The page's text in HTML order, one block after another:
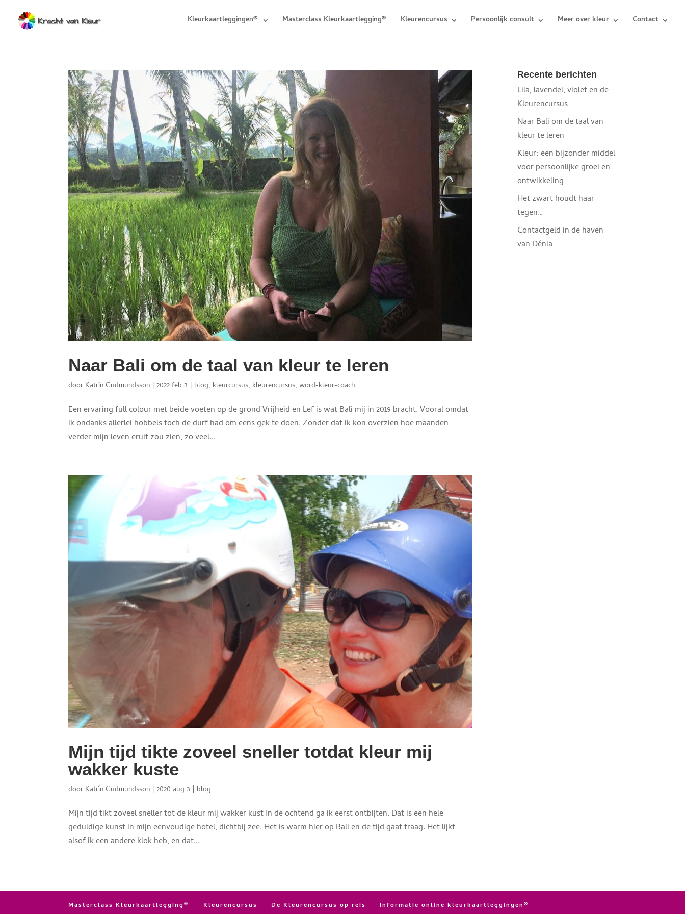
Kleurkaartleggingen® Masterclass Kleurkaartlegging® Kleurencursus Persoonlijk consult Meer over kleur Contact
Naar Bali om de taal van kleur te leren
door Katrín Gudmundsson |2022 feb 3 | blog, kleurcursus, kleurencursus,word-kleur-coach
Een ervaring full colour met beide voeten op de grond Vrijheid en Lef is wat Bali mij in 2019 bracht. Vooral omdat
ik ondanks allerlei hobbels toch de durf had om eens gek te doen. Zonder dat ik kon overzien hoe maanden
verder mijn leven eruit zou zien, zo veel...
Mijn tijd tikte zoveel sneller totdat kleur mij
wakker kuste
door Katrín Gudmundsson |2020 aug 3 | blog
Mijn tijd tikt zoveel sneller tot de kleur mij wakker kust In de ochtend ga ik eerst ontbijten. Dat is een hele
geduldige kunst in mijn eenvoudige hotel, dichtbij zee. Het is warm hier op Bali en de tijd gaat traag. Het lijkt
alsof ik een andere klok heb, en dat...
Recente berichten
Lila, lavendel, violet en de
Kleurencursus
Naar Bali om de taal van
kleur te leren
Kleur: een bijzonder middel
voor persoonlijke groei en
ontwikkeling
Het zwart houdt haar
tegen…
Contactgeld in de haven
van Dénia
Masterclass Kleurkaartlegging® Kleurencursus De Kleurencursus op reis Informatie online kleurkaartleggingen®